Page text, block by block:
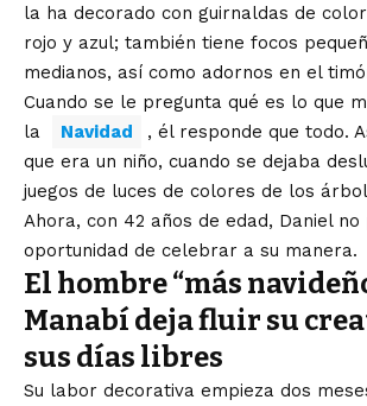
la ha decorado con guirnaldas de
rojo y azul; también tiene focos
medianos, así como adornos en el
Cuando se le pregunta qué es lo que
la
Navidad
, él responde que todo.
que era un niño, cuando se dejaba
juegos de luces de colores de los
Ahora, con 42 años de edad, Daniel
oportunidad de celebrar a su manera.
El hombre “más
Manabí deja fluir su
sus días libres
Su labor decorativa empieza dos